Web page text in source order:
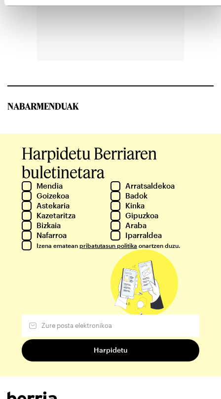
NABARMENDUAK
Harpidetu Berriaren
buletinetara
Mendia
Arratsaldekoa
Goizekoa
Badok
Astekaria
Kinka
Kazetaritza
Gipuzkoa
Bizkaia
Araba
Nafarroa
Iparraldea
Izena ematean pribatutasun politika onartzen duzu.